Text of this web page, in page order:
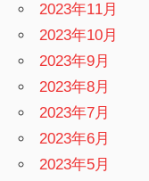
2023年11月
2023年10月
2023年9月
2023年8月
2023年7月
2023年6月
2023年5月